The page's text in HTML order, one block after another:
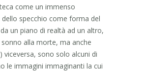
come un immenso
specchio come forma del
un piano di realtà ad un altro,
alla morte, ma anche
viceversa, sono solo alcuni di
le immagini immaginanti la cui